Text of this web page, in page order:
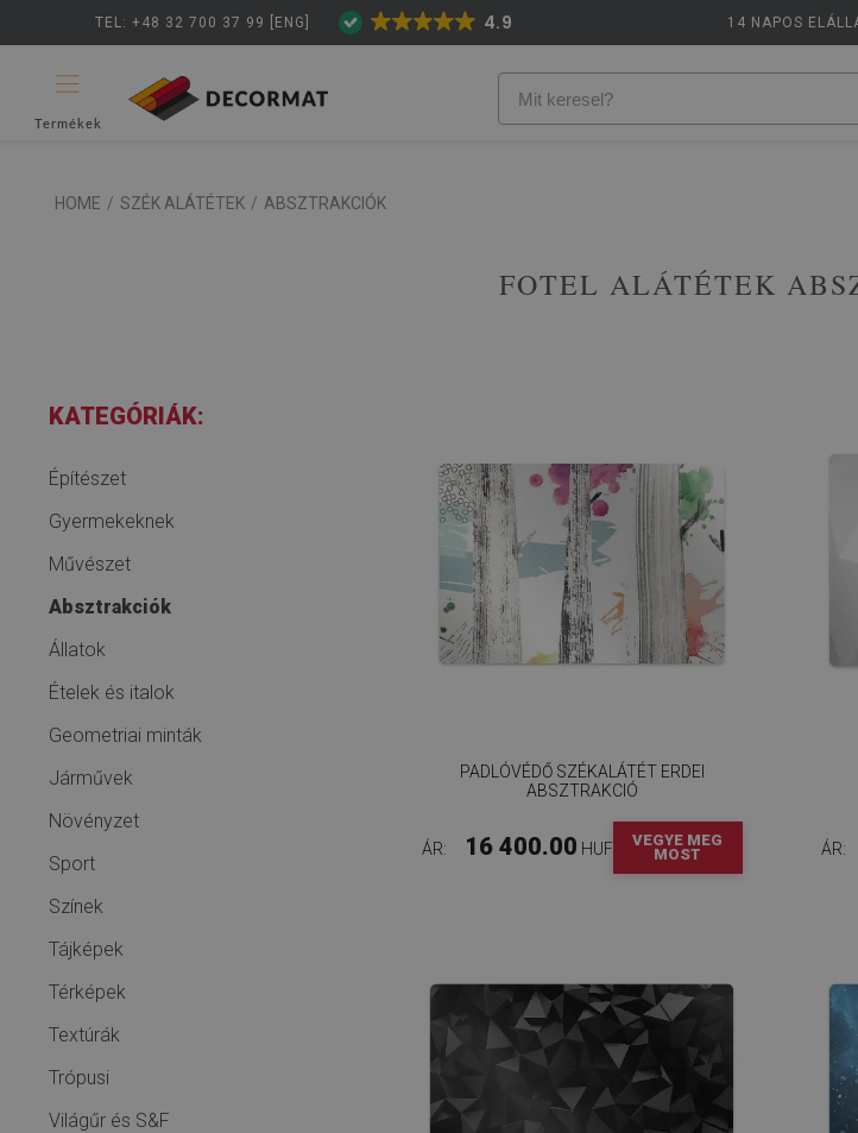
TEL: +48 32 700 37 99 [ENG] 14 NAPOS
4.9
Termékek
HOME / SZÉK ALÁTÉTEK / ABSZTRAKCIÓK
FOTEL ALÁTÉTEK
KATEGÓRIÁK:
Építészet
Gyermekeknek
Művészet
Absztrakciók
Állatok
Ételek és italok
Geometriai minták
Járművek
Növényzet
Sport
Színek
Tájképek
Térképek
Textúrák
Trópusi
Világűr és S&F
PADLÓVÉDŐ SZÉKALÁTÉT ERDEI
ABSZTRAKCIÓ
ÁR: 16 400.00 HUF
VEGYE MEG
MOST
ÁR: